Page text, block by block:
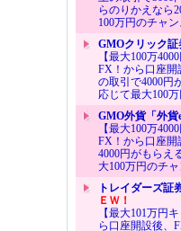
らのりかえなら
100万円のチャン
GMOクリック証
【最大100万
FX！から口座開
の取引で4000円
応じて最大100
GMO外貨「外貨
【最大100万
FX！から口座開
4000円がもらえ
大100万円のチャ
トレイダーズ証
ＥＷ！
【最大101万円
ら口座開設後、